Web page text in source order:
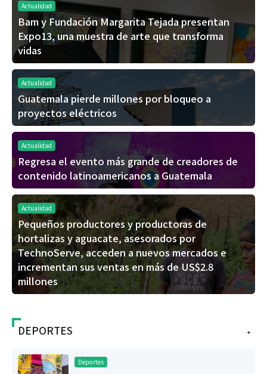
Actualidad
Bam y Fundación Margarita Tejada presentan
Expo13, una muestra de arte que transforma
vidas
Actualidad
Guatemala pierde millones por bloqueo a
proyectos eléctricos
Actualidad
Regresa el evento más grande de creadores de
contenido latinoamericanos a Guatemala
Actualidad
Pequeños productores y productoras de
hortalizas y aguacate, asesorados por
TechnoServe, acceden a nuevos mercados e
incrementan sus ventas en más de US$2.8
millones
+
DEPORTES
Deportes